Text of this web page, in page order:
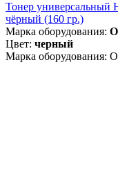
Тонер универсальный
чёрный (160 гр.)
Марка оборудования:
Цвет: черный
Марка оборудования: